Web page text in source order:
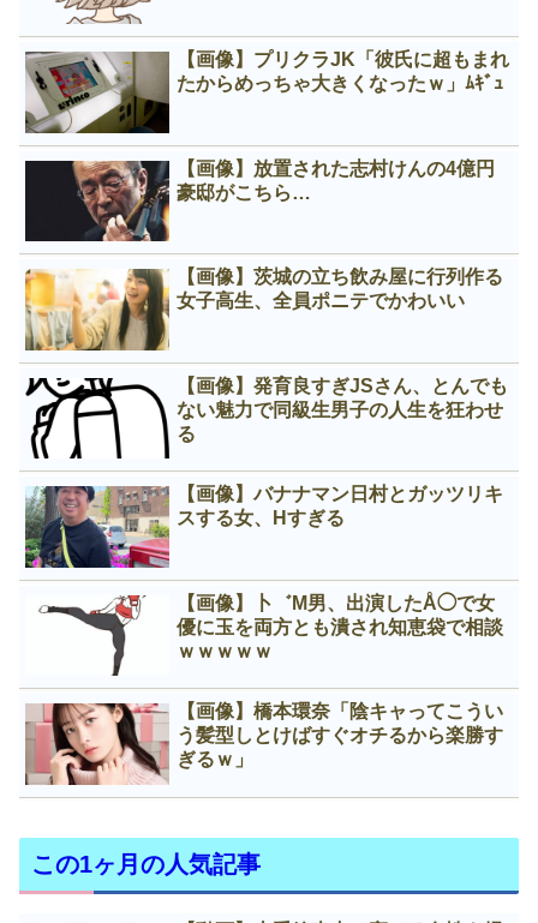
【画像】プリクラJK「彼氏に超もまれ
たからめっちゃ大きくなったｗ」ﾑｷﾞｭ
【画像】放置された志村けんの4億円
豪邸がこちら…
【画像】茨城の立ち飲み屋に行列作る
女子高生、全員ポニテでかわいい
【画像】発育良すぎJSさん、とんでも
ない魅力で同級生男子の人生を狂わせ
る
【画像】バナナマン日村とガッツリキ
スする女、Нすぎる
【画像】卜゛M男、出演したÅ◯で女
優に玉を両方とも潰され知恵袋で相談
ｗｗｗｗｗ
【画像】橋本環奈「陰キャってこうい
う髪型しとけばすぐオチるから楽勝す
ぎるｗ」
この1ヶ月の人気記事